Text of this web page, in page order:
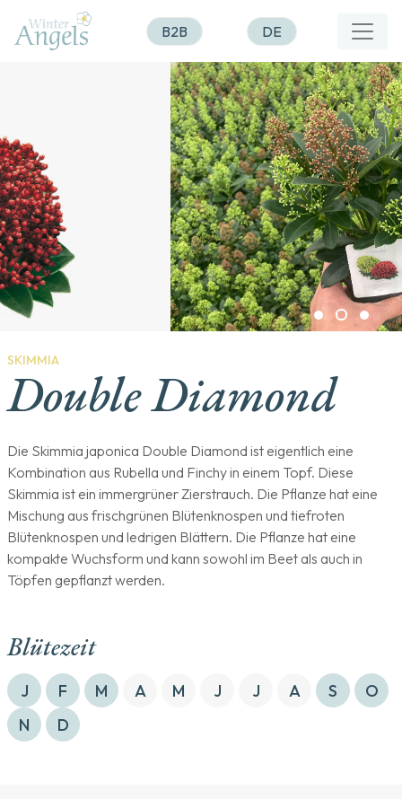
B2B DE
SKIMMIA
Double Diamond
Die Skimmia japonica Double Diamond ist eigentlich eine
Kombination aus Rubella und Finchy in einem Topf. Diese
Skimmia ist ein immergrüner Zierstrauch. Die Pflanze hat eine
Mischung aus frischgrünen Blütenknospen und tiefroten
Blütenknospen und ledrigen Blättern. Die Pflanze hat eine
kompakte Wuchsform und kann sowohl im Beet als auch in
Töpfen gepflanzt werden.
Blütezeit
J F M A M J J A S
O
N
D